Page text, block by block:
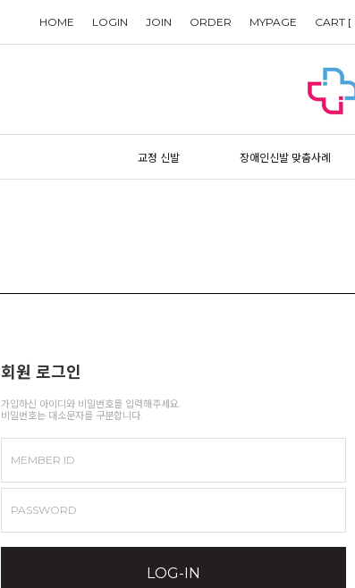
HOME LOGIN JOIN ORDER MYPAGE CART [
교정 신발 장애인신발 맞춤사례
회원 로그인
가입하신 아이디와 비밀번호를 입력해주세요.
비밀번호는 대소문자를 구분합니다.
MEMBER ID
PASSWORD
LOG-IN